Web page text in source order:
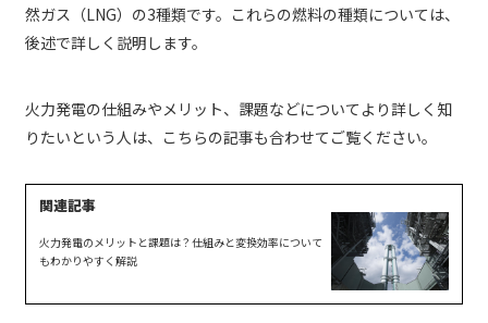
然ガス（LNG）の3種類です。これらの燃料の種類については、
後述で詳しく説明します。
火力発電の仕組みやメリット、課題などについてより詳しく知
りたいという人は、こちらの記事も合わせてご覧ください。
火力発電のメリットと課題は？仕組みと変換効率について
もわかりやすく解説